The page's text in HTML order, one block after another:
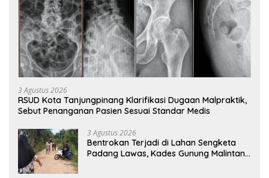
3 Agustus 2026
RSUD Kota Tanjungpinang Klarifikasi Dugaan Malpraktik,
Sebut Penanganan Pasien Sesuai Standar Medis
3 Agustus 2026
Bentrokan Terjadi di Lahan Sengketa
Padang Lawas, Kades Gunung Malintang